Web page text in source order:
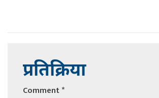
प्रतिक्रिया
Comment*